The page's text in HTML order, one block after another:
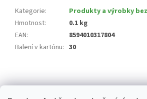
Kategorie:
Produkty a výrobky
Hmotnost:
0.1 kg
EAN:
8594010317804
Balení v kartónu: 30
á